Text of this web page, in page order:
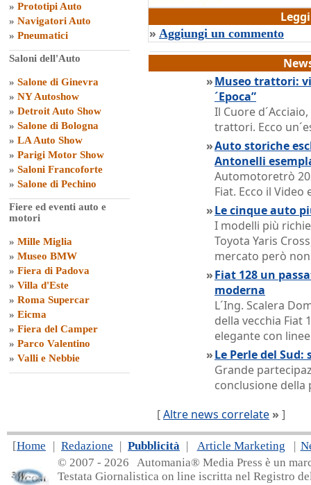
» Prototipi Auto
» Navigatori Auto
» Pneumatici
Saloni dell'Auto
» Salone di Ginevra
» NY Autoshow
» Detroit Auto Show
» Salone di Bologna
» LA Auto Show
» Parigi Motor Show
» Saloni Francoforte
» Salone di Pechino
Fiere ed eventi auto e
motori
» Mille Miglia
» Museo BMW
» Fiera di Padova
» Villa d'Este
» Roma Supercar
» Eicma
» Fiera del Camper
» Parco Valentino
» Valli e Nebbie
» Aggiungi un commento
»Museo trattori:
´Epoca”
Il Cuore
trattori. Ecco
»Auto storiche
Antonelli
Automotoretrò
Fiat. Ecco il
»Le cinque auto
I modelli più
Toyota Yaris
mercato però
»Fiat 128 un
moderna
L´Ing. Scalera
della vecchia Fiat
elegante con
»Le Perle del
Grande
conclusione della
[Altre news correlate » ]
[Home | Redazione | Pubblicità | Article Marketing |
© 2007 - 2026 Automania® Media Press è un
Testata Giornalistica on line iscritta nel Registro